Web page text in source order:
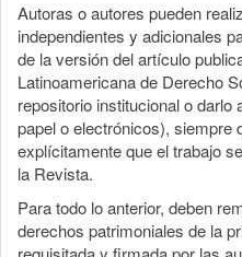
Autoras o autores pueden
independientes y adicionales
de la versión del artículo
Latinoamericana de Derecho
repositorio institucional o
papel o electrónicos), siempre
explícitamente que el trabajo
la Revista.
Para todo lo anterior, deben
derechos patrimoniales de la